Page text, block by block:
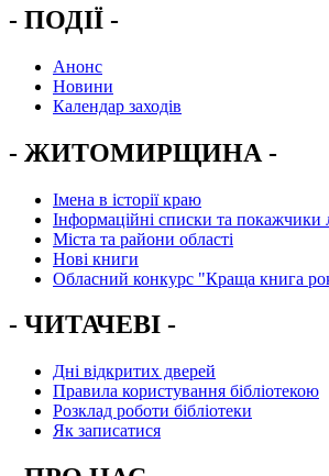
- ПОДІЇ -
Анонс
Новини
Календар заходів
- ЖИТОМИРЩИНА -
Імена в історії краю
Інформаційні списки та покажчики
Міста та райони області
Нові книги
Обласний конкурс "Краща книга
- ЧИТАЧЕВІ -
Дні відкритих дверей
Правила користування бібліотекою
Розклад роботи бібліотеки
Як записатися